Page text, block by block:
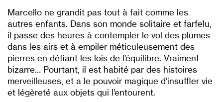
Marcello ne grandit pas tout à fait comme les
autres enfants. Dans son monde solitaire et farfelu,
il passe des heures à contempler le vol des plumes
dans les airs et à empiler méticuleusement des
pierres en défiant les lois de l’équilibre. Vraiment
bizarre… Pourtant, il est habité par des histoires
merveilleuses, et a le pouvoir magique d’insuffler vie
et légèreté aux objets qui l’entourent.